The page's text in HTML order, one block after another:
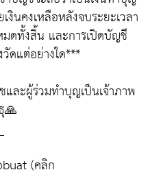
งินคงเหลือหลังจบระยะเวลา
มดทั้งสิ้น และการเปิดบัญชี
วัดแต่อย่างใด***
ละผู้ร่วมทำบุญเป็นเจ้าภาพ
🙏
(คลิก